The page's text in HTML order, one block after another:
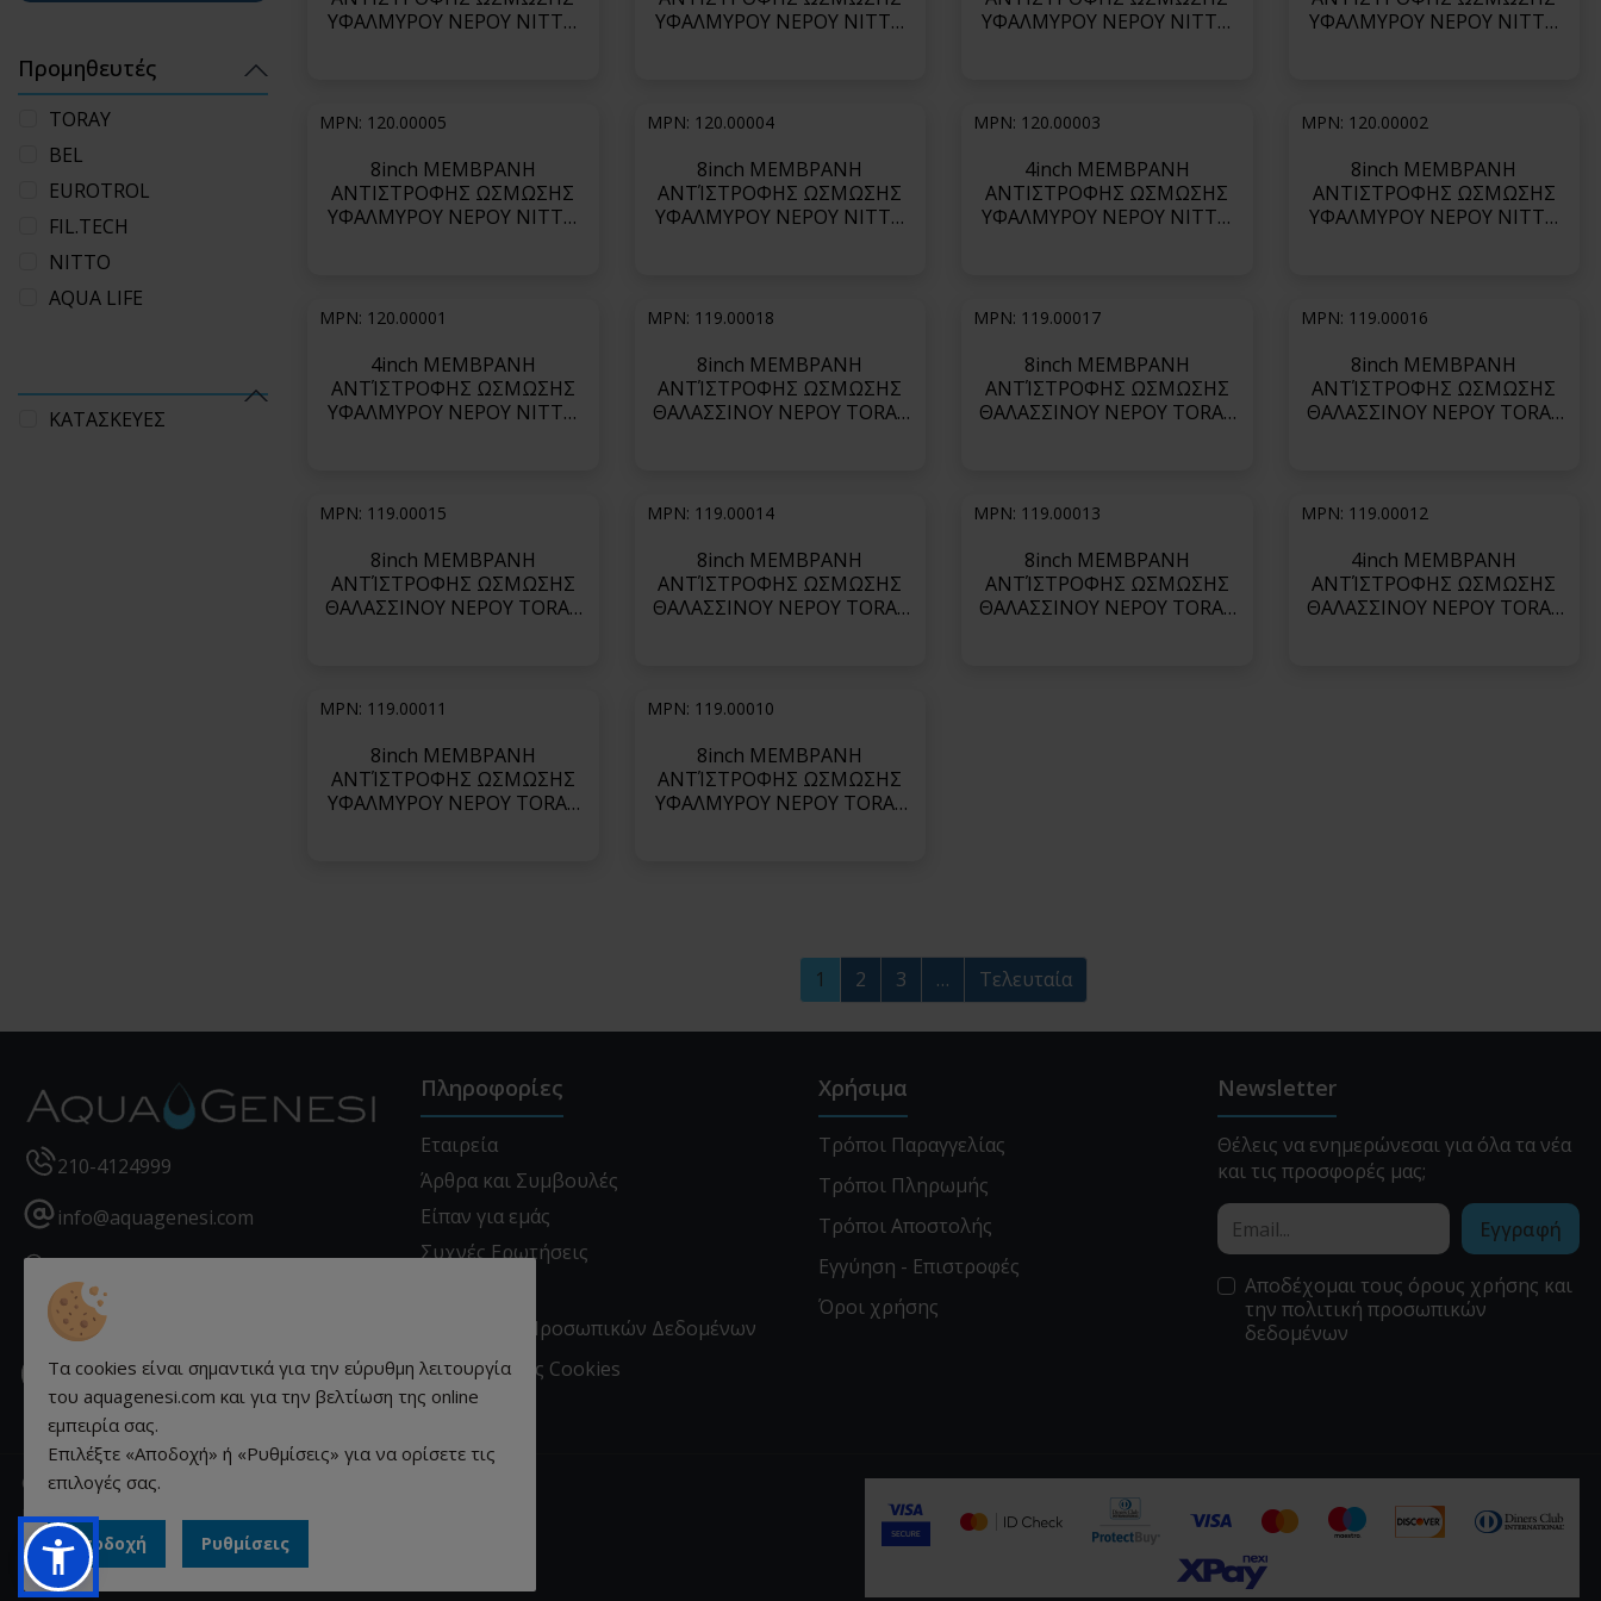
Προμηθευτές
TORAY
BEL
EUROTROL
FIL.TECH
NITTO
AQUA LIFE
ΚΑΤΑΣΚΕΥΕΣ
ΥΦΑΛΜΥΡΟΥ ΝΕΡΟΥ NITTO
ΥΦΑΛΜΥΡΟΥ ΝΕΡΟΥ NITTO
ΥΦΑΛΜΥΡΟΥ ΝΕΡΟΥ NITTO
ΥΦΑΛΜΥΡΟΥ ΝΕΡΟΥ NITTO
MPN: 120.00005
8inch ΜΕΜΒΡΑΝΗ
ΑΝΤΙΣΤΡΟΦΗΣ ΩΣΜΩΣΗΣ
ΥΦΑΛΜΥΡΟΥ ΝΕΡΟΥ NITTO
MPN: 120.00004
8inch ΜΕΜΒΡΑΝΗ
ΑΝΤΊΣΤΡΟΦΗΣ ΩΣΜΩΣΗΣ
ΥΦΑΛΜΥΡΟΥ ΝΕΡΟΥ NITTO
MPN: 120.00003
4inch ΜΕΜΒΡΑΝΗ
ΑΝΤΙΣΤΡΟΦΗΣ ΩΣΜΩΣΗΣ
ΥΦΑΛΜΥΡΟΥ ΝΕΡΟΥ NITTO
MPN: 120.00002
8inch ΜΕΜΒΡΑΝΗ
ΑΝΤΙΣΤΡΟΦΗΣ ΩΣΜΩΣΗΣ
ΥΦΑΛΜΥΡΟΥ ΝΕΡΟΥ NITTO
MPN: 120.00001
4inch ΜΕΜΒΡΑΝΗ
ΑΝΤΊΣΤΡΟΦΗΣ ΩΣΜΩΣΗΣ
ΥΦΑΛΜΥΡΟΥ ΝΕΡΟΥ NITTO
MPN: 119.00018
8inch ΜΕΜΒΡΑΝΗ
ΑΝΤΊΣΤΡΟΦΗΣ ΩΣΜΩΣΗΣ
ΘΑΛΑΣΣΙΝΟΥ ΝΕΡΟΥ TORAY
MPN: 119.00017
8inch ΜΕΜΒΡΑΝΗ
ΑΝΤΊΣΤΡΟΦΗΣ ΩΣΜΩΣΗΣ
ΘΑΛΑΣΣΙΝΟΥ ΝΕΡΟΥ TORAY
MPN: 119.00016
8inch ΜΕΜΒΡΑΝΗ
ΑΝΤΊΣΤΡΟΦΗΣ ΩΣΜΩΣΗΣ
ΘΑΛΑΣΣΙΝΟΥ ΝΕΡΟΥ TORAY
MPN: 119.00015
8inch ΜΕΜΒΡΑΝΗ
ΑΝΤΊΣΤΡΟΦΗΣ ΩΣΜΩΣΗΣ
ΘΑΛΑΣΣΙΝΟΥ ΝΕΡΟΥ TORAY
MPN: 119.00014
8inch ΜΕΜΒΡΑΝΗ
ΑΝΤΊΣΤΡΟΦΗΣ ΩΣΜΩΣΗΣ
ΘΑΛΑΣΣΙΝΟΥ ΝΕΡΟΥ TORAY
MPN: 119.00013
8inch ΜΕΜΒΡΑΝΗ
ΑΝΤΊΣΤΡΟΦΗΣ ΩΣΜΩΣΗΣ
ΘΑΛΑΣΣΙΝΟΥ ΝΕΡΟΥ TORAY
MPN: 119.00012
4inch ΜΕΜΒΡΑΝΗ
ΑΝΤΊΣΤΡΟΦΗΣ ΩΣΜΩΣΗΣ
ΘΑΛΑΣΣΙΝΟΥ ΝΕΡΟΥ TORAY
MPN: 119.00011
8inch ΜΕΜΒΡΑΝΗ
ΑΝΤΊΣΤΡΟΦΗΣ ΩΣΜΩΣΗΣ
ΥΦΑΛΜΥΡΟΥ ΝΕΡΟΥ TORAY
MPN: 119.00010
8inch ΜΕΜΒΡΑΝΗ
ΑΝΤΊΣΤΡΟΦΗΣ ΩΣΜΩΣΗΣ
ΥΦΑΛΜΥΡΟΥ ΝΕΡΟΥ TORAY
1 2 3 … Τελευταία
210-4124999
info@aquagenesi.com
- 18540, Ελλάδα
Facebookinstagramyoutube linkedin
Newsletter
Θέλεις να ενημερώνεσαι για όλα τα νέα
και τις προσφορές μας;
Εγγραφή
Αποδέχομαι τους όρους χρήσης και
την πολιτική προσωπικών
δεδομένων
Πληροφορίες
Εταιρεία
Άρθρα και Συμβουλές
Είπαν για εμάς
Συχνές Ερωτήσεις
Προστασία Προσωπικών Δεδομένων
Πληροφορίες Cookies
Χρήσιμα
Τρόποι Παραγγελίας
Τρόποι Πληρωμής
Τρόποι Αποστολής
Εγγύηση - Επιστροφές
Όροι χρήσης
© aquagenesi.com 2026. All rights reserved.
Κατασκευή ιστοσελίδων qualityweb.gr.
Τα cookies είναι σημαντικά για την εύρυθμη λειτουργία
του aquagenesi.com και για την βελτίωση της online
εμπειρία σας.
Επιλέξτε «Αποδοχή» ή «Ρυθμίσεις» για να ορίσετε τις
επιλογές σας.
Αποδοχή Ρυθμίσεις